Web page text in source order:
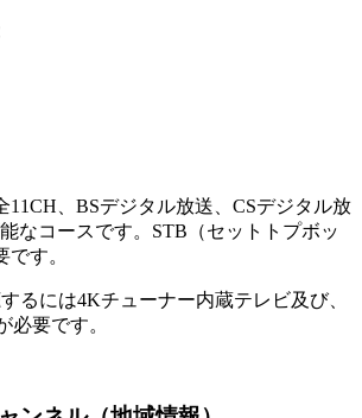
11CH、BSデジタル放送、CSデジタル放
なコースです。STB（セットトプボッ
す。
るには4Kチューナー内蔵テレビ及び、
必要です。